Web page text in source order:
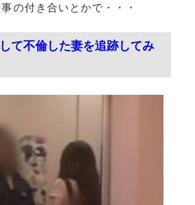
の付き合いとかで・・・
て不倫した妻を追跡してみ